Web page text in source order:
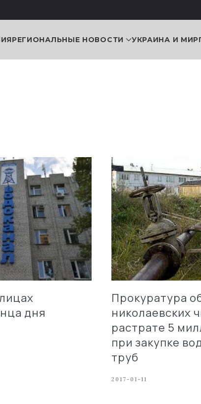
РЕГИОНАЛЬНЫЕ НОВОСТИ УКРАИНА И МИР
дня
Прокуратура
николаевских
растрате 5
при закупке
труб
2017-01-11